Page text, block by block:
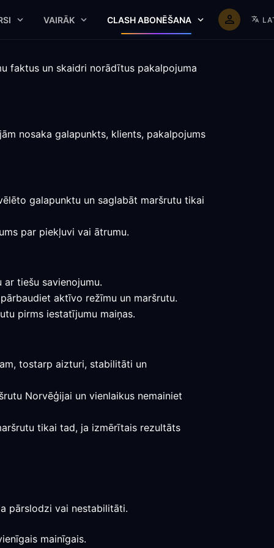
VAIRĀK CLASH ABONĒŠANA
faktus un skaidri norādītus pakalpojuma
nosaka galapunkts, klients, pakalpojums
galapunktu un saglabāt maršrutu tikai
par piekļuvi vai ātrumu.
tiešu savienojumu.
aktīvo režīmu un maršrutu.
pirms iestatījumu maiņas.
tostarp aizturi, stabilitāti un
Norvēģijai un vienlaikus nemainiet
tikai tad, ja izmērītais rezultāts
pārslodzi vai nestabilitāti.
mainīgais.